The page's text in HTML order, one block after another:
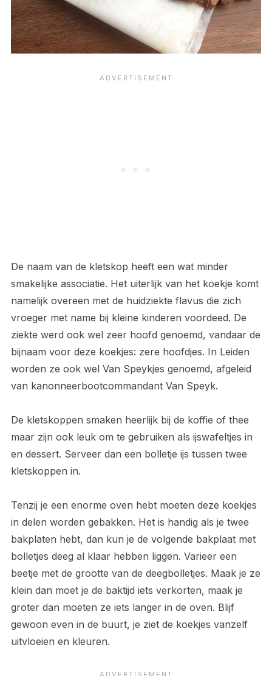
De naam van de kletskop heeft een wat minder
smakelijke associatie. Het uiterlijk van het koekje komt
namelijk overeen met de huidziekte flavus die zich
vroeger met name bij kleine kinderen voordeed. De
ziekte werd ook wel zeer hoofd genoemd, vandaar de
bijnaam voor deze koekjes: zere hoofdjes. In Leiden
worden ze ook wel Van Speykjes genoemd, afgeleid
van kanonneerbootcommandant Van Speyk.
De kletskoppen smaken heerlijk bij de koffie of thee
maar zijn ook leuk om te gebruiken als ijswafeltjes in
en dessert. Serveer dan een bolletje ijs tussen twee
kletskoppen in.
Tenzij je een enorme oven hebt moeten deze koekjes
in delen worden gebakken. Het is handig als je twee
bakplaten hebt, dan kun je de volgende bakplaat met
bolletjes deeg al klaar hebben liggen. Varieer een
beetje met de grootte van de deegbolletjes. Maak je ze
klein dan moet je de baktijd iets verkorten, maak je
groter dan moeten ze iets langer in de oven. Blijf
gewoon even in de buurt, je ziet de koekjes vanzelf
uitvloeien en kleuren.